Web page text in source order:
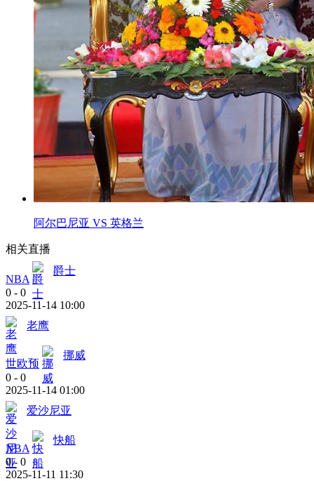
阿尔巴尼亚 VS 英格兰
相关直播
NBA
爵士
0 - 0
2025-11-14 10:00
老鹰
世欧预
挪威
0 - 0
2025-11-14 01:00
爱沙尼亚
NBA
快船
0 - 0
2025-11-11 11:30